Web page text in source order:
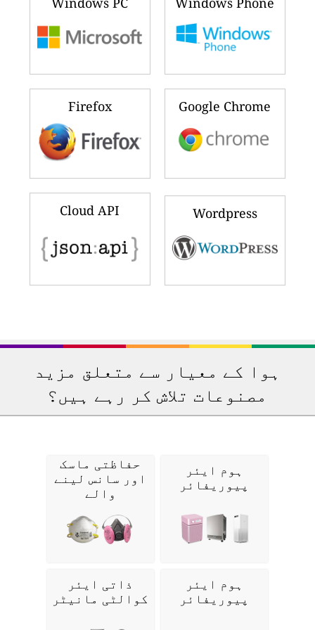
Google Chrome
Firefox
Wordpress
Cloud API
ہوا کے معیار سے متعلق مزید
مصنوعات تلاش کر رہے ہیں؟
ہوم ایئر
پیوریفائر
حفاظتی ماسک
اور سانس لینے
والے
ہوم ایئر
پیوریفائر
ذاتی ایئر
کوالٹی مانیٹر